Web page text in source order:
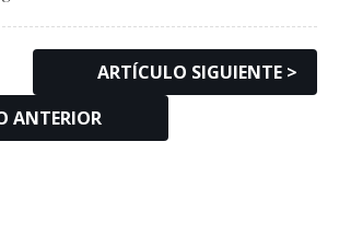
ARTÍCULO SIGUIENTE >
ANTERIOR